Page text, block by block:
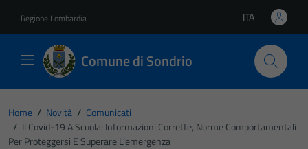
Regione Lombardia Lingua attiva:
ITA
Comune di Sondrio
Home / Novità / Comunicati
/ Il Covid-19 A Scuola: Informazioni Corrette, Norme Comportamentali
Per Proteggersi E Superare L’emergenza